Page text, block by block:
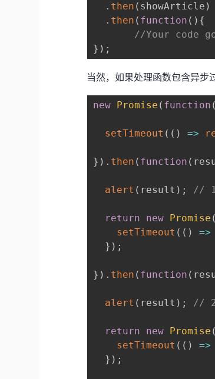
. then ( showArticle )
. then ( function ( ) {
//Your code
} ) ;
当然，如果处理函数包含异步
new Promise ( function (
setTimeout ( ( ) =>
} ) . then ( function (
alert ( result ) ; //
return new Promise (
setTimeout ( ( ) =>
} ) ;
} ) . then ( function (
alert ( result ) ; //
return new Promise (
setTimeout ( ( ) =>
} ) ;